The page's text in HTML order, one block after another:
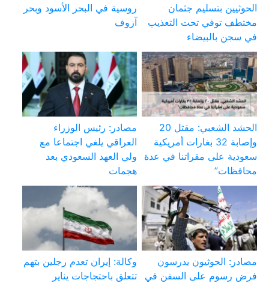
الحوثيين بتسليم جثمان
مختطف توفي تحت التعذيب
في سجن بالبيضاء
روسية في البحر الأسود وبحر
آزوف
الحشد الشعبي: مقتل 20
وإصابة 32 بغارات أمريكية
سعودية على مقراتنا في عدة
محافظات”
مصادر: رئيس الوزراء
العراقي يلغي اجتماعا مع
ولي العهد السعودي بعد
هجمات
مصادر: الحوثيون يدرسون
فرض رسوم على السفن في
وكالة: إيران تعدم رجلين بتهم
تتعلق باحتجاجات يناير